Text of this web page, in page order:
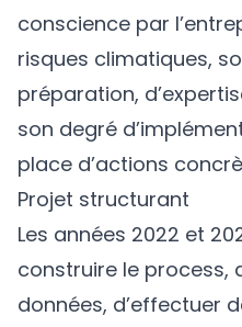
conscience par
risques climatiques,
préparation,
son degré
place d’actions
Projet structurant
Les années 2022 et
construire le process,
données, d’effectuer